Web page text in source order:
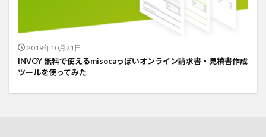
2019年10月21日
INVOY 無料で使えるmisocaっぽいオンライン請求書・見積書作成
ツールを使ってみた